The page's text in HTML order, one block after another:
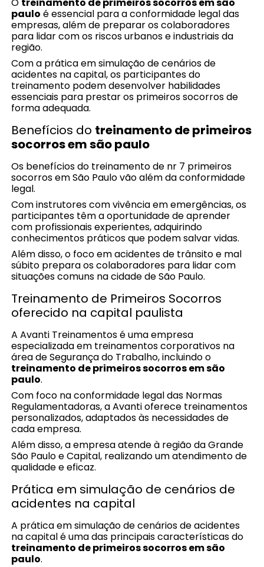
paulo é essencial para a conformidade legal das
empresas, além de preparar os colaboradores
para lidar com os riscos urbanos e industriais da
região.
Com a prática em simulação de cenários de
acidentes na capital, os participantes do
treinamento podem desenvolver habilidades
essenciais para prestar os primeiros socorros de
forma adequada.
Benefícios do treinamento de primeiros
socorros em são paulo
Os benefícios do treinamento de nr 7 primeiros
socorros em São Paulo vão além da conformidade
legal.
Com instrutores com vivência em emergências, os
participantes têm a oportunidade de aprender
com profissionais experientes, adquirindo
conhecimentos práticos que podem salvar vidas.
Além disso, o foco em acidentes de trânsito e mal
súbito prepara os colaboradores para lidar com
situações comuns na cidade de São Paulo.
Treinamento de Primeiros Socorros
oferecido na capital paulista
A Avanti Treinamentos é uma empresa
especializada em treinamentos corporativos na
área de Segurança do Trabalho, incluindo o
treinamento de primeiros socorros em são
paulo.
Com foco na conformidade legal das Normas
Regulamentadoras, a Avanti oferece treinamentos
personalizados, adaptados às necessidades de
cada empresa.
Além disso, a empresa atende à região da Grande
São Paulo e Capital, realizando um atendimento de
qualidade e eficaz.
Prática em simulação de cenários de
acidentes na capital
A prática em simulação de cenários de acidentes
na capital é uma das principais características do
treinamento de primeiros socorros em são
paulo.